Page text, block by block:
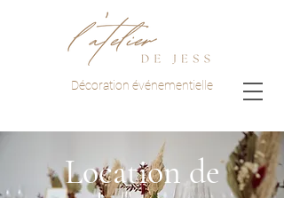
Décoration événementielle
Location de